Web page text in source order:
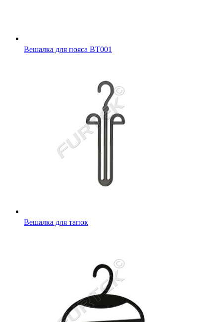
Вешалка для пояса BT001
Вешалка для тапок